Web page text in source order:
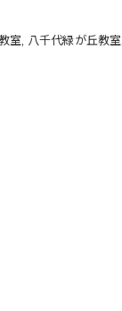
室 八千代緑が丘教室